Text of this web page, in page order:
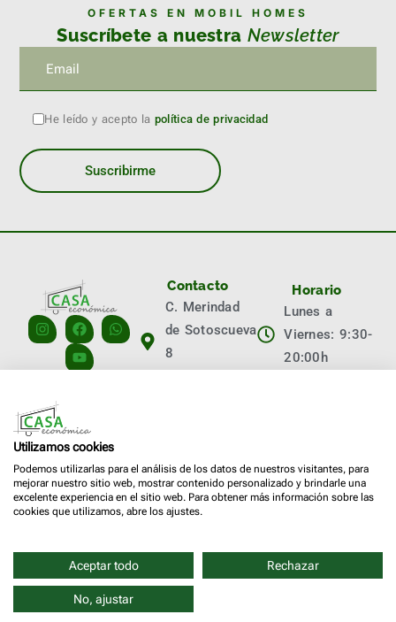
OFERTAS EN MOBIL HOMES
Suscríbete a nuestra Newsletter
He leído y acepto la política de privacidad
Contacto
C. Merindad
de Sotoscueva
8
794
+34 947 473
074
Horario
Lunes a
Viernes: 9:30-
20:00h
Copyright © 2026 Grupo Eurocasa I
DiseñoTESEO -ERIBEA
Utilizamos cookies
Podemos utilizarlas para el análisis de los datos de nuestros visitantes, para
mejorar nuestro sitio web, mostrar contenido personalizado y brindarle una
excelente experiencia en el sitio web. Para obtener más información sobre las
cookies que utilizamos, abre los ajustes.
Aceptar todo Rechazar
No, ajustar